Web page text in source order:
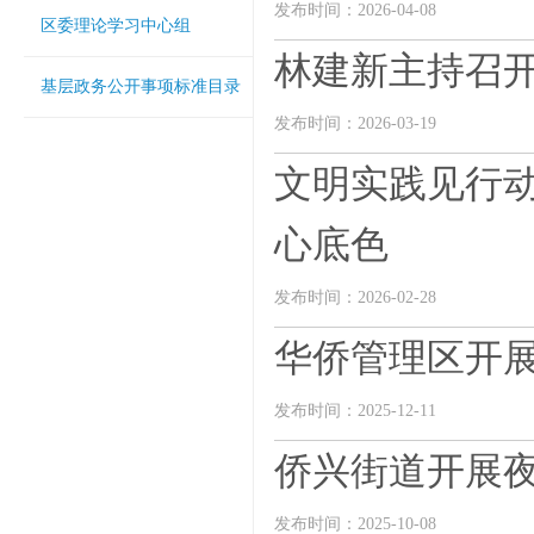
区委理论学习中心组
基层政务公开事项标准目录
发布时间：2026-04-08
林建新主持召
发布时间：2026-03-19
文明实践见行
心底色
发布时间：2026-02-28
华侨管理区开
发布时间：2025-12-11
侨兴街道开展
发布时间：2025-10-08